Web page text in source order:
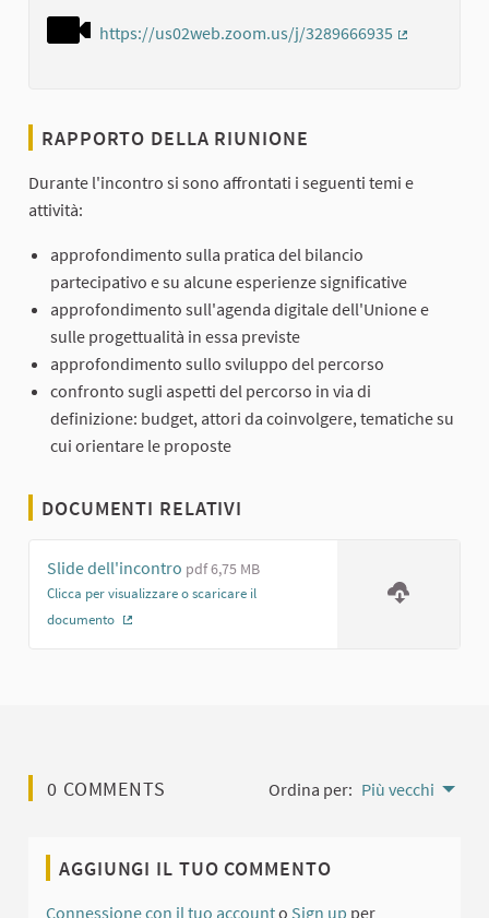
https://us02web.zoom.us/j/3289666935
RAPPORTO DELLA RIUNIONE
Durante l'incontro si sono affrontati i seguenti temi e
attività:
approfondimento sulla pratica del bilancio
partecipativo e su alcune esperienze significative
approfondimento sull'agenda digitale dell'Unione e
sulle progettualità in essa previste
approfondimento sullo sviluppo del percorso
confronto sugli aspetti del percorso in via di
definizione: budget, attori da coinvolgere, tematiche su
cui orientare le proposte
DOCUMENTI RELATIVI
Slide dell'incontro pdf 6,75 MB
Clicca per visualizzare o scaricare il
documento
0 COMMENTS Ordina per: Più vecchi
AGGIUNGI IL TUO COMMENTO
Connessione con il tuo accounto Sign up per